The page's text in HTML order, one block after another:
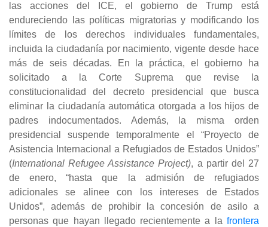
las acciones del ICE, el gobierno de Trump está
endureciendo las políticas migratorias y modificando los
límites de los derechos individuales fundamentales,
incluida la ciudadanía por nacimiento, vigente desde hace
más de seis décadas. En la práctica, el gobierno ha
solicitado a la Corte Suprema que revise la
constitucionalidad del decreto presidencial que busca
eliminar la ciudadanía automática otorgada a los hijos de
padres indocumentados. Además, la misma orden
presidencial suspende temporalmente el “Proyecto de
Asistencia Internacional a Refugiados de Estados Unidos”
(International Refugee Assistance Project), a partir del 27
de enero, “hasta que la admisión de refugiados
adicionales se alinee con los intereses de Estados
Unidos”, además de prohibir la concesión de asilo a
personas que hayan llegado recientemente a la frontera